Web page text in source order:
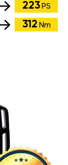
223 PS
312 Nm